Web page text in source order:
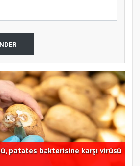
patates bakterisine karşı virüsü